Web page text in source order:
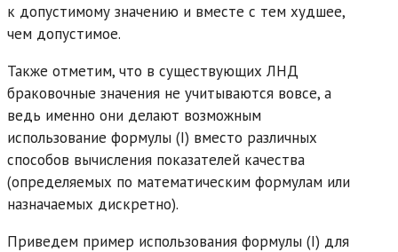
к допустимому значению и вместе с тем худшее,
чем допустимое.
Также отметим, что в существующих ЛНД
браковочные значения не учитываются вовсе, а
ведь именно они делают возможным
использование формулы (I) вместо различных
способов вычисления показателей качества
(определяемых по математическим формулам или
назначаемых дискретно).
Приведем пример использования формулы (I) для